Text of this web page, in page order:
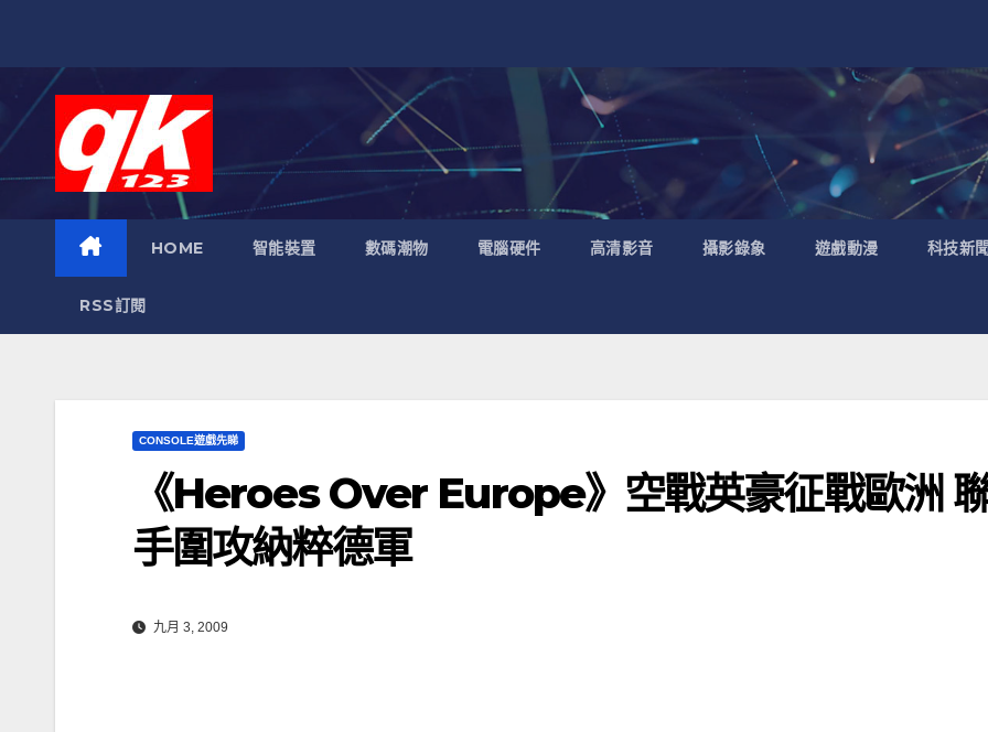
HOME 智能裝置 數碼潮物 電腦硬件 高清影音 攝影錄象 遊戲動漫 科技新聞
RSS訂閱
CONSOLE遊戲先睇
《Heroes Over Europe》空戰英豪征戰歐洲
手圍攻納粹德軍
九月 3, 2009